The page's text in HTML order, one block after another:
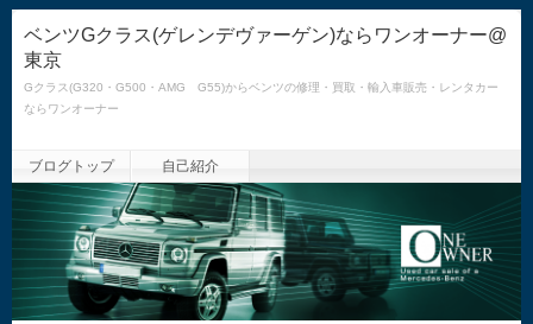
ベンツGクラス(ゲレンデヴァーゲン)ならワンオーナー@
東京
Gクラス(G320・G500・AMG G55)からベンツの修理・買取・輸入車販売・レンタカー
ならワンオーナー
ブログトップ 自己紹介